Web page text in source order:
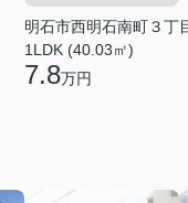
明石市西明石南町３丁
1LDK (40.03㎡)
7.8万円